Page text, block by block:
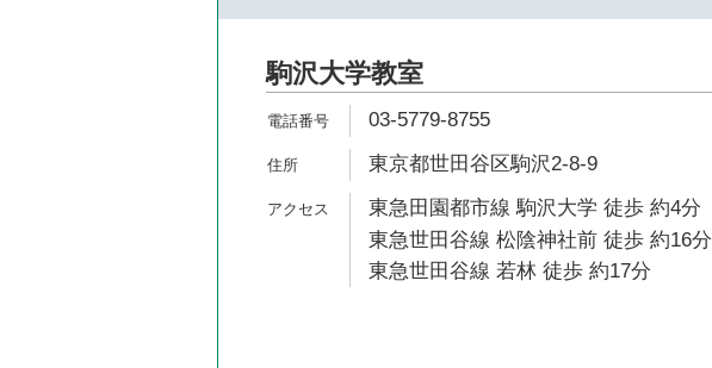
駒沢大学教室
03-5779-8755
東京都世田谷区駒沢2-8-9
東急田園都市線 駒沢大学 徒歩 約4分
東急世田谷線 松陰神社前 徒歩 約16分
東急世田谷線 若林 徒歩 約17分